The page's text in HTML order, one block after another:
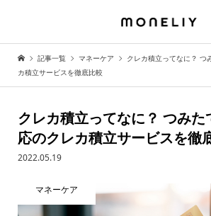
記事一覧 マネーケア
クレカ積立ってなに？ つ
カ積立サービスを徹底比較
クレカ積立ってなに？ つみ
応のクレカ積立サービスを徹
2022.05.19
マネーケア